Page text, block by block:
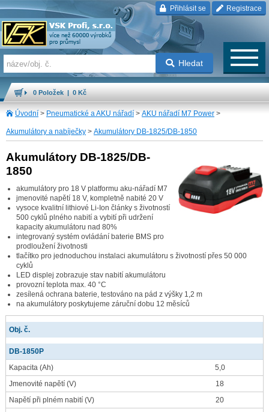
Přihlásit se Registrace
Hledat
0 Položek | 0 Kč
Úvodní > Pneumatické a AKU nářadí > AKU nářadí M7 Power >
Akumulátory a nabíječky > Akumulátory DB-1825/DB-1850
Akumulátory DB-1825/DB-
1850
akumulátory pro 18 V platformu aku-nářadí M7
jmenovité napětí 18 V, kompletně nabité 20 V
vysoce kvalitní lithiové Li-Ion články s životností
500 cyklů plného nabití a vybití při udržení
kapacity akumulátoru nad 80%
integrovaný systém ovládání baterie BMS pro
prodloužení životnosti
tlačítko pro jednoduchou instalaci akumulátoru s životností přes 50 000
cyklů
LED displej zobrazuje stav nabití akumulátoru
provozní teplota max. 40 °C
zesílená ochrana baterie, testováno na pád z výšky 1,2 m
na akumulátory poskytujeme záruční dobu 12 měsíců
Obj. č.
DB-1850P
Kapacita (Ah)
5,0
Jmenovité napětí (V)
18
Napětí při plném nabití (V)
20